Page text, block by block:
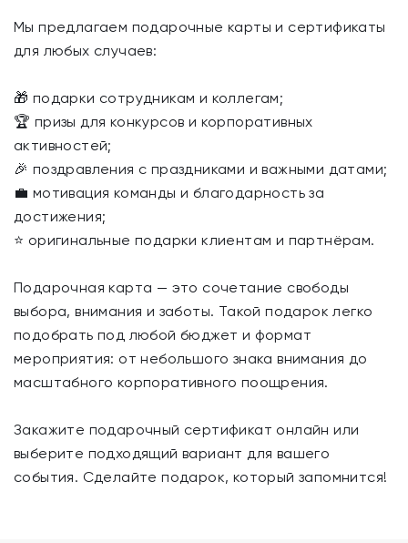
Мы предлагаем подарочные карты и сертификаты
для любых случаев:
🎁 подарки сотрудникам и коллегам;
🏆 призы для конкурсов и корпоративных
активностей;
🎉 поздравления с праздниками и важными датами;
💼 мотивация команды и благодарность за
достижения;
⭐ оригинальные подарки клиентам и партнёрам.
Подарочная карта — это сочетание свободы
выбора, внимания и заботы. Такой подарок легко
подобрать под любой бюджет и формат
мероприятия: от небольшого знака внимания до
масштабного корпоративного поощрения.
Закажите подарочный сертификат онлайн или
выберите подходящий вариант для вашего
события. Сделайте подарок, который запомнится!